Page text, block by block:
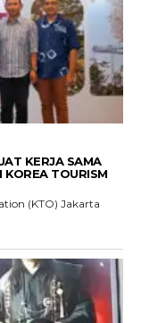
KERJA SAMA
KOREA TOURISM
(KTO) Jakarta